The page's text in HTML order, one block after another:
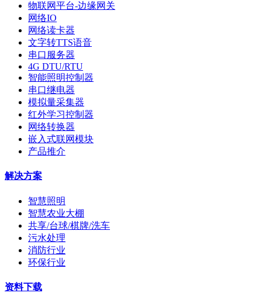
物联网平台-边缘网关
网络IO
网络读卡器
文字转TTS语音
串口服务器
4G DTU/RTU
智能照明控制器
串口继电器
模拟量采集器
红外学习控制器
网络转换器
嵌入式联网模块
产品推介
解决方案
智慧照明
智慧农业大棚
共享/台球/棋牌/洗车
污水处理
消防行业
环保行业
资料下载